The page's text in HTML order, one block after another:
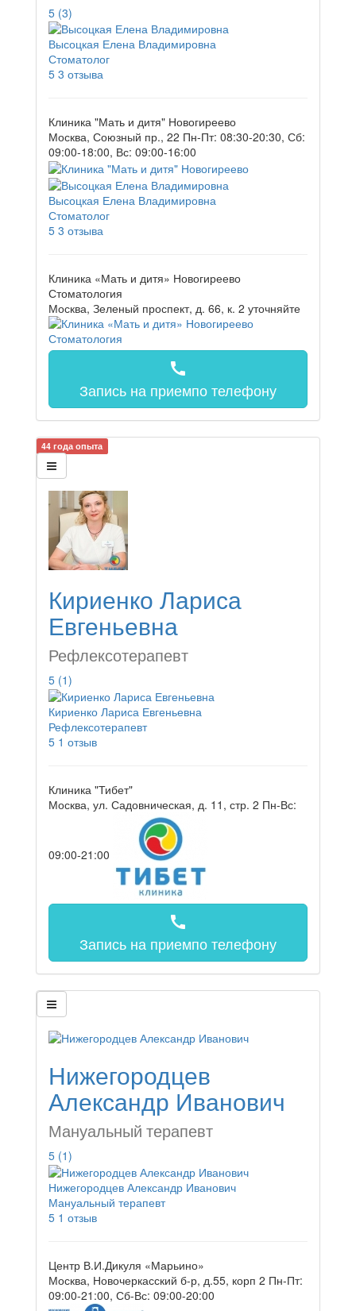
5 (3)
Высоцкая Елена Владимировна
Стоматолог
5 3 отзыва
Клиника "Мать и дитя" Новогиреево
Москва, Союзный пр., 22 Пн-Пт: 08:30-20:30, Сб:
09:00-18:00, Вс: 09:00-16:00
Высоцкая Елена Владимировна
Стоматолог
5 3 отзыва
Клиника «Мать и дитя» Новогиреево
Стоматология
Москва, Зеленый проспект, д. 66, к. 2 уточняйте
call
Запись на приемпо телефону
44 года опыта
Кириенко Лариса
Евгеньевна
Рефлексотерапевт
5 (1)
Кириенко Лариса Евгеньевна
Рефлексотерапевт
5 1 отзыв
Клиника "Тибет"
Москва, ул. Садовническая, д. 11, стр. 2 Пн-Вс:
09:00-21:00
call
Запись на приемпо телефону
Нижегородцев
Александр Иванович
Мануальный терапевт
5 (1)
Нижегородцев Александр Иванович
Мануальный терапевт
5 1 отзыв
Центр В.И.Дикуля «Марьино»
Москва, Новочеркасский б-р, д.55, корп 2 Пн-Пт:
09:00-21:00, Сб-Вс: 09:00-20:00